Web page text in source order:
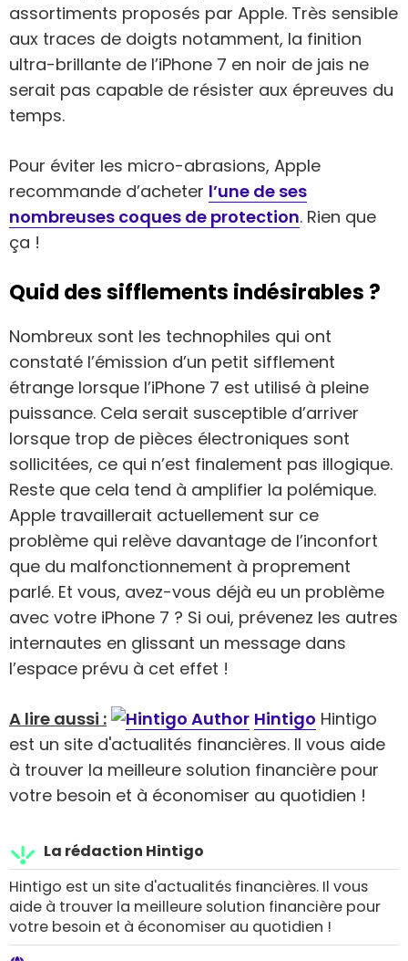
assortiments proposés par Apple. Très sensible
aux traces de doigts notamment, la finition
ultra-brillante de l’iPhone 7 en noir de jais ne
serait pas capable de résister aux épreuves du
temps.
Pour éviter les micro-abrasions, Apple
recommande d’acheter l’une de ses
nombreuses coques de protection. Rien que
ça !
Quid des sifflements indésirables ?
Nombreux sont les technophiles qui ont
constaté l’émission d’un petit sifflement
étrange lorsque l’iPhone 7 est utilisé à pleine
puissance. Cela serait susceptible d’arriver
lorsque trop de pièces électroniques sont
sollicitées, ce qui n’est finalement pas illogique.
Reste que cela tend à amplifier la polémique.
Apple travaillerait actuellement sur ce
problème qui relève davantage de l’inconfort
que du malfonctionnement à proprement
parlé. Et vous, avez-vous déjà eu un problème
avec votre iPhone 7 ? Si oui, prévenez les autres
internautes en glissant un message dans
l’espace prévu à cet effet !
A lire aussi : Hintigo Hintigo
est un site d'actualités financières. Il vous aide
à trouver la meilleure solution financière pour
votre besoin et à économiser au quotidien !
La rédaction Hintigo
Hintigo est un site d'actualités financières. Il vous
aide à trouver la meilleure solution financière pour
votre besoin et à économiser au quotidien !